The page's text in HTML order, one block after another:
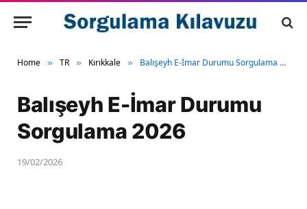
Home » TR » Kırıkkale » Balışeyh E-İmar Durumu Sorgulama 2026
Balışeyh E-İmar Durumu
Sorgulama 2026
19/02/2026